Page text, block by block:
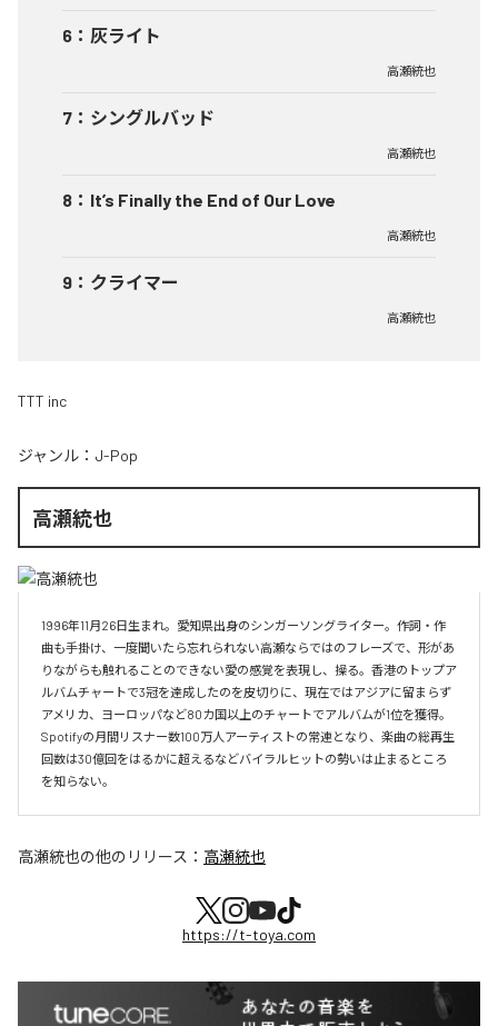
6 ： 灰ライト
高瀬統也
7 ： シングルバッド
高瀬統也
8 ： It’s Finally the End of Our Love
高瀬統也
9 ： クライマー
高瀬統也
TTT inc
ジャンル： J-Pop
高瀬統也
1996年11月26日生まれ。愛知県出身のシンガーソングライター。作詞・作
曲も手掛け、一度聞いたら忘れられない高瀬ならではのフレーズで、形があ
りながらも触れることのできない愛の感覚を表現し、操る。香港のトップア
ルバムチャートで3冠を達成したのを皮切りに、現在ではアジアに留まらず
アメリカ、ヨーロッパなど80カ国以上のチャートでアルバムが1位を獲得。
Spotifyの月間リスナー数100万人アーティストの常連となり、楽曲の総再生
回数は30億回をはるかに超えるなどバイラルヒットの勢いは止まるところ
を知らない。
高瀬統也の他のリリース： 高瀬統也
https://t-toya.com